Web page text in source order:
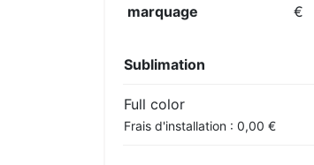
marquage
€
Sublimation
Full color
Frais d'installation : 0,00 €